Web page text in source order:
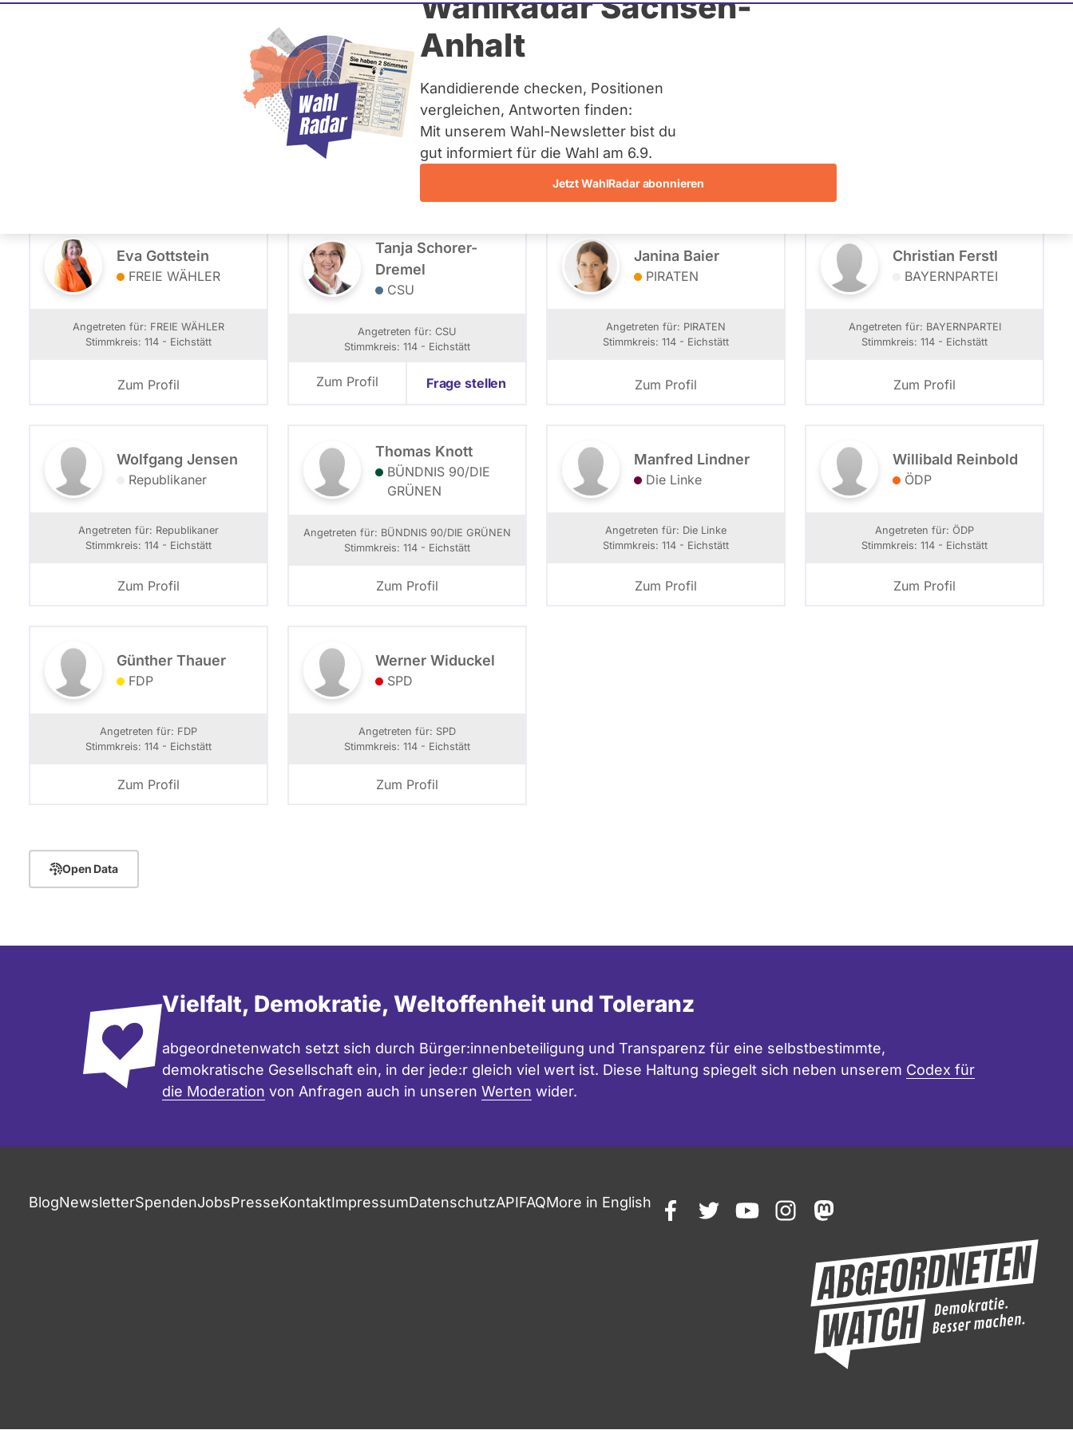
Anhalt
Kandidierende checken, Positionen
vergleichen, Antworten finden:
Mit unserem Wahl-Newsletter bist du
gut informiert für die Wahl am 6.9.
Jetzt WahlRadar abonnieren
Bayern Wahl 2013 - Kandidierende
114 - Eichstätt Wahlliste
- Alle -
Eva Gottstein
FREIE WÄHLER
Angetreten für: FREIE WÄHLER
Stimmkreis: 114 - Eichstätt
Zum Profil
Tanja Schorer-
Dremel
CSU
Angetreten für: CSU
Stimmkreis: 114 - Eichstätt
Zum Profil Frage stellen
Janina Baier
PIRATEN
Angetreten für: PIRATEN
Stimmkreis: 114 - Eichstätt
Zum Profil
Christian Ferstl
BAYERNPARTEI
Angetreten für: BAYERNPARTEI
Stimmkreis: 114 - Eichstätt
Zum Profil
Wolfgang Jensen
Republikaner
Angetreten für: Republikaner
Stimmkreis: 114 - Eichstätt
Zum Profil
Thomas Knott
BÜNDNIS 90/­DIE
GRÜNEN
Angetreten für: BÜNDNIS 90/­DIE GRÜNEN
Stimmkreis: 114 - Eichstätt
Zum Profil
Manfred Lindner
Die Linke
Angetreten für: Die Linke
Stimmkreis: 114 - Eichstätt
Zum Profil
Willibald Reinbold
ÖDP
Angetreten für: ÖDP
Stimmkreis: 114 - Eichstätt
Zum Profil
Günther Thauer
FDP
Angetreten für: FDP
Stimmkreis: 114 - Eichstätt
Zum Profil
Werner Widuckel
SPD
Angetreten für: SPD
Stimmkreis: 114 - Eichstätt
Zum Profil
Open Data
Vielfalt, Demokratie, Weltoffenheit und Toleranz
abgeordnetenwatch setzt sich durch Bürger:innenbeteiligung und Transparenz für eine selbstbestimmte,
demokratische Gesellschaft ein, in der jede:r gleich viel wert ist. Diese Haltung spiegelt sich neben unserem Codex für
die Moderation von Anfragen auch in unseren Werten wider.
BlogNewsletterSpendenJobsPresseKontaktImpressumDatenschutzAPIFAQMore in English
facebooktwitteryoutubeinstagrammastodon